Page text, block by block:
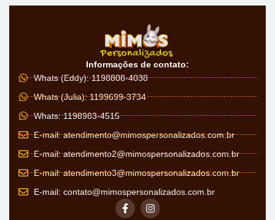
Informações de contato:
Whats (Eddy): 1198808-4038
Whats (Julia): 1199699-3734
Whats: 1198983-4515
E-mail:atendimento@mimospersonalizados.com.br
E-mail:atendimento2@mimospersonalizados.com.br
E-mail:atendimento3@mimospersonalizados.com.br
E-mail: contato@mimospersonalizados.com.br